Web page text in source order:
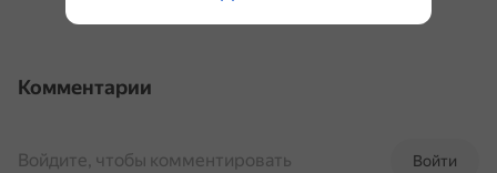
Комментарии
Войти
Войдите, чтобы комментировать